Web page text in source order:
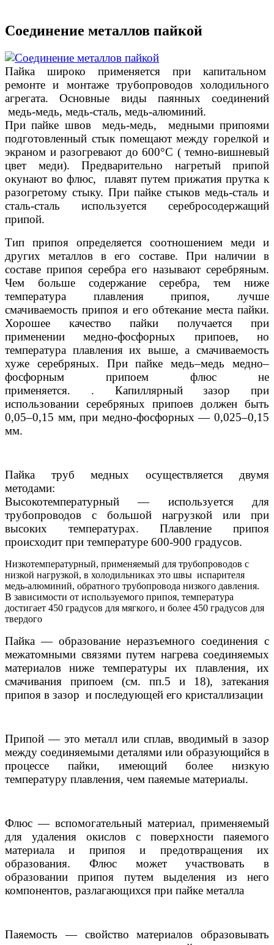
Соединение металлов пайкой
Пайка широко применяется при капитальном
ремонте и монтаже трубопроводов холодильного
агрегата. Основные виды паянных соединений
медь-медь, медь-сталь, медь-алюминий.
При пайке швов медь-медь, медными припоями
подготовленный стык помещают между горелкой и
экраном и разогревают до 600°С ( темно-вишневый
цвет меди). Предварительно нагретый припой
окунают во флюс, плавят путем прижатия прутка к
разогретому стыку. При пайке стыков медь-сталь и
сталь-сталь используется серебросодержащий
припой.
Тип припоя определяется соотношением меди и
других металлов в его составе. При наличии в
составе припоя серебра его называют серебряным.
Чем больше содержание серебра, тем ниже
температура плавления припоя, лучше
смачиваемость припоя и его обтекание места пайки.
Хорошее качество пайки получается при
применении медно-фосфорных припоев, но
температура плавления их выше, а смачиваемость
хуже серебряных. При пайке медь–медь медно–
фосфорным припоем флюс не
применяется. . Капиллярный зазор при
использовании серебряных припоев должен быть
0,05–0,15 мм, при медно-фосфорных — 0,025–0,15
мм.
Пайка труб медных осуществляется двумя
методами:
Высокотемпературный — используется для
трубопроводов с большой нагрузкой или при
высоких температурах. Плавление припоя
происходит при температуре 600-900 градусов.
Низкотемпературный, применяемый для трубопроводов с
низкой нагрузкой, в холодильниках это швы испарителя
медь-алюминий, обратного трубопровода низкого давления.
В зависимости от используемого припоя, температура
достигает 450 градусов для мягкого, и более 450 градусов для
твердого
Пайка — образование неразъемного соединения с
межатомными связями путем нагрева соединяемых
материалов ниже температуры их плавления, их
смачивания припоем (см. пп.5 и 18), затекания
припоя в зазор и последующей его кристаллизации
Припой — это металл или сплав, вводимый в зазор
между соединяемыми деталями или образующийся в
процессе пайки, имеющий более низкую
температуру плавления, чем паяемые материалы.
Флюс — вспомогательный материал, применяемый
для удаления окислов с поверхности паяемого
материала и припоя и предотвращения их
образования. Флюс может участвовать в
образовании припоя путем выделения из него
компонентов, разлагающихся при пайке металла
Паяемость — свойство материалов образовывать